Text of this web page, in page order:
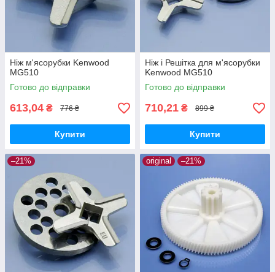
Ніж м'ясорубки Kenwood
MG510
Готово до відправки
613,04 ₴ 776 ₴
Купити
Ніж і Решітка для м'ясорубки
Kenwood MG510
Готово до відправки
710,21 ₴ 899 ₴
Купити
–21% original –21%